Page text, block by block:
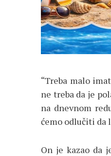
“Treba malo
ne treba da je
na dnevnom
ćemo odlučiti da
On je kazao da